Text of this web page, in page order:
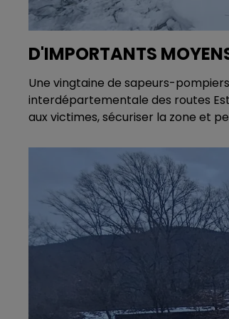
D'IMPORTANTS
Une vingtaine de sapeurs-
interdépartementale des routes
aux victimes, sécuriser la zone et